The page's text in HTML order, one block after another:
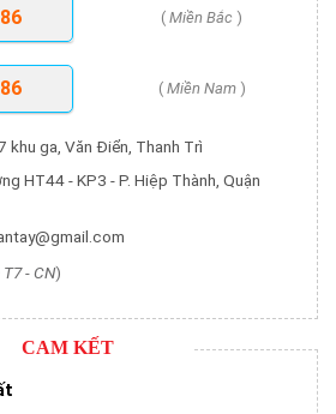
( Miền Bắc )
( Miền Nam)
khu ga, Văn Điển, Thanh Trì
HT44 - KP3 - P. Hiệp Thành, Quận
T7 - CN)
CAM KẾT